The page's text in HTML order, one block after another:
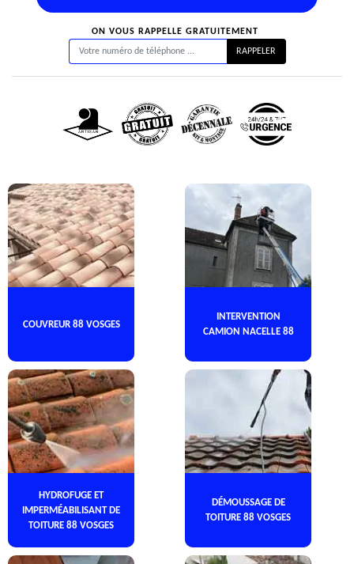
ON VOUS RAPPELLE GRATUITEMENT
COUVREUR 88 VOSGES
INTERVENTION
CAMION NACELLE 88
HYDROFUGE ET
IMPERMÉABILISANT DE
TOITURE 88 VOSGES
DÉMOUSSAGE DE
TOITURE 88 VOSGES